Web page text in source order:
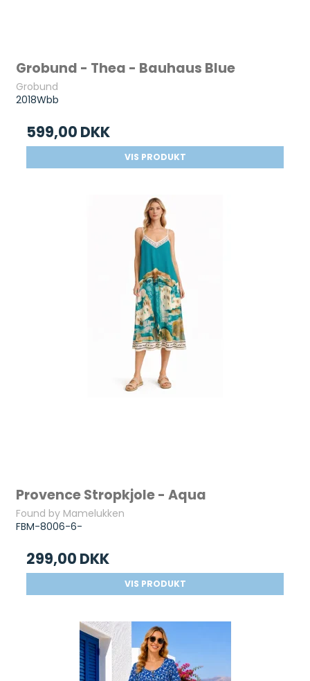
Grobund - Thea - Bauhaus Blue
Grobund
2018Wbb
599,00 DKK
VIS PRODUKT
Provence Stropkjole - Aqua
Found by Mamelukken
FBM-8006-6-
299,00 DKK
VIS PRODUKT